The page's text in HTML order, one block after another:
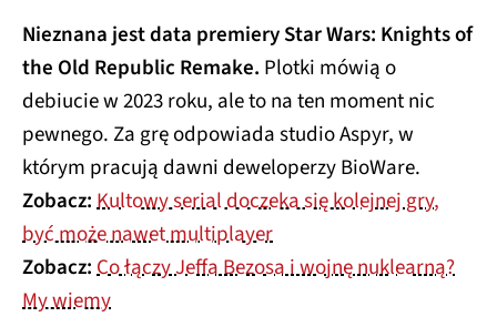
Nieznana jest data premiery Star Wars: Knights of
the Old Republic Remake. Plotki mówią o
debiucie w 2023 roku, ale to na ten moment nic
pewnego. Za grę odpowiada studio Aspyr, w
którym pracują dawni deweloperzy BioWare.
Zobacz:Kultowy serial doczeka się kolejnej gry,
być może nawet multiplayer
Zobacz:Co łączy Jeffa Bezosa i wojnę nuklearną?
My wiemy